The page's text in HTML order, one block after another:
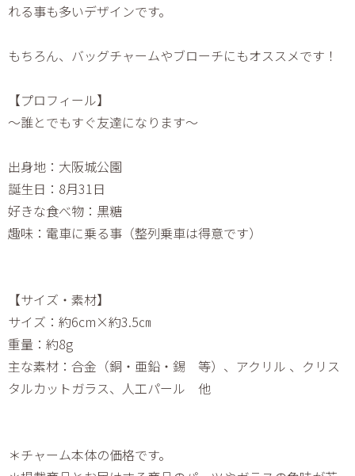
れる事も多いデザインです。
もちろん、バッグチャームやブローチにもオススメです！
【プロフィール】
～誰とでもすぐ友達になります～
出身地：大阪城公園
誕生日：8月31日
好きな食べ物：黒糖
趣味：電車に乗る事（整列乗車は得意です）
【サイズ・素材】
サイズ：約6cm×約3.5㎝
重量：約8g
主な素材：合金（銅・亜鉛・錫 等）、アクリル 、クリス
タルカットガラス、人工パール 他
＊チャーム本体の価格です。